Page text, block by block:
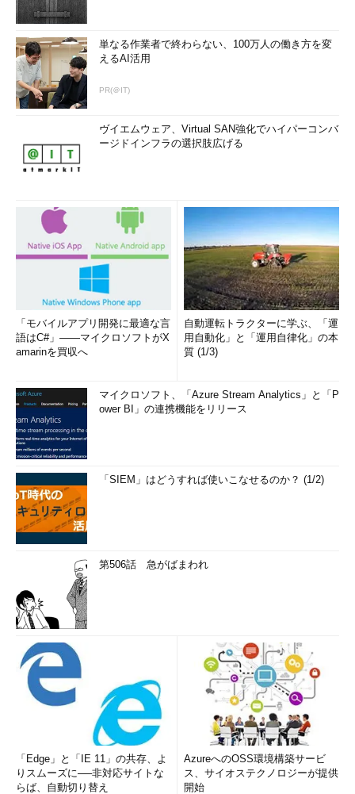
単なる作業者で終わらない、100万人の働き方を変
えるAI活用
PR(＠IT)
ヴイエムウェア、Virtual SAN強化でハイパーコンバ
ージドインフラの選択肢広げる
「モバイルアプリ開発に最適な言
語はC#」――マイクロソフトがX
amarinを買収へ
自動運転トラクターに学ぶ、「運
用自動化」と「運用自律化」の本
質 (1/3)
マイクロソフト、「Azure Stream Analytics」と「P
ower BI」の連携機能をリリース
「SIEM」はどうすれば使いこなせるのか？ (1/2)
第506話 急がばまわれ
「Edge」と「IE 11」の共存、よ
りスムーズに──非対応サイトな
らば、自動切り替え
AzureへのOSS環境構築サービ
ス、サイオステクノロジーが提供
開始